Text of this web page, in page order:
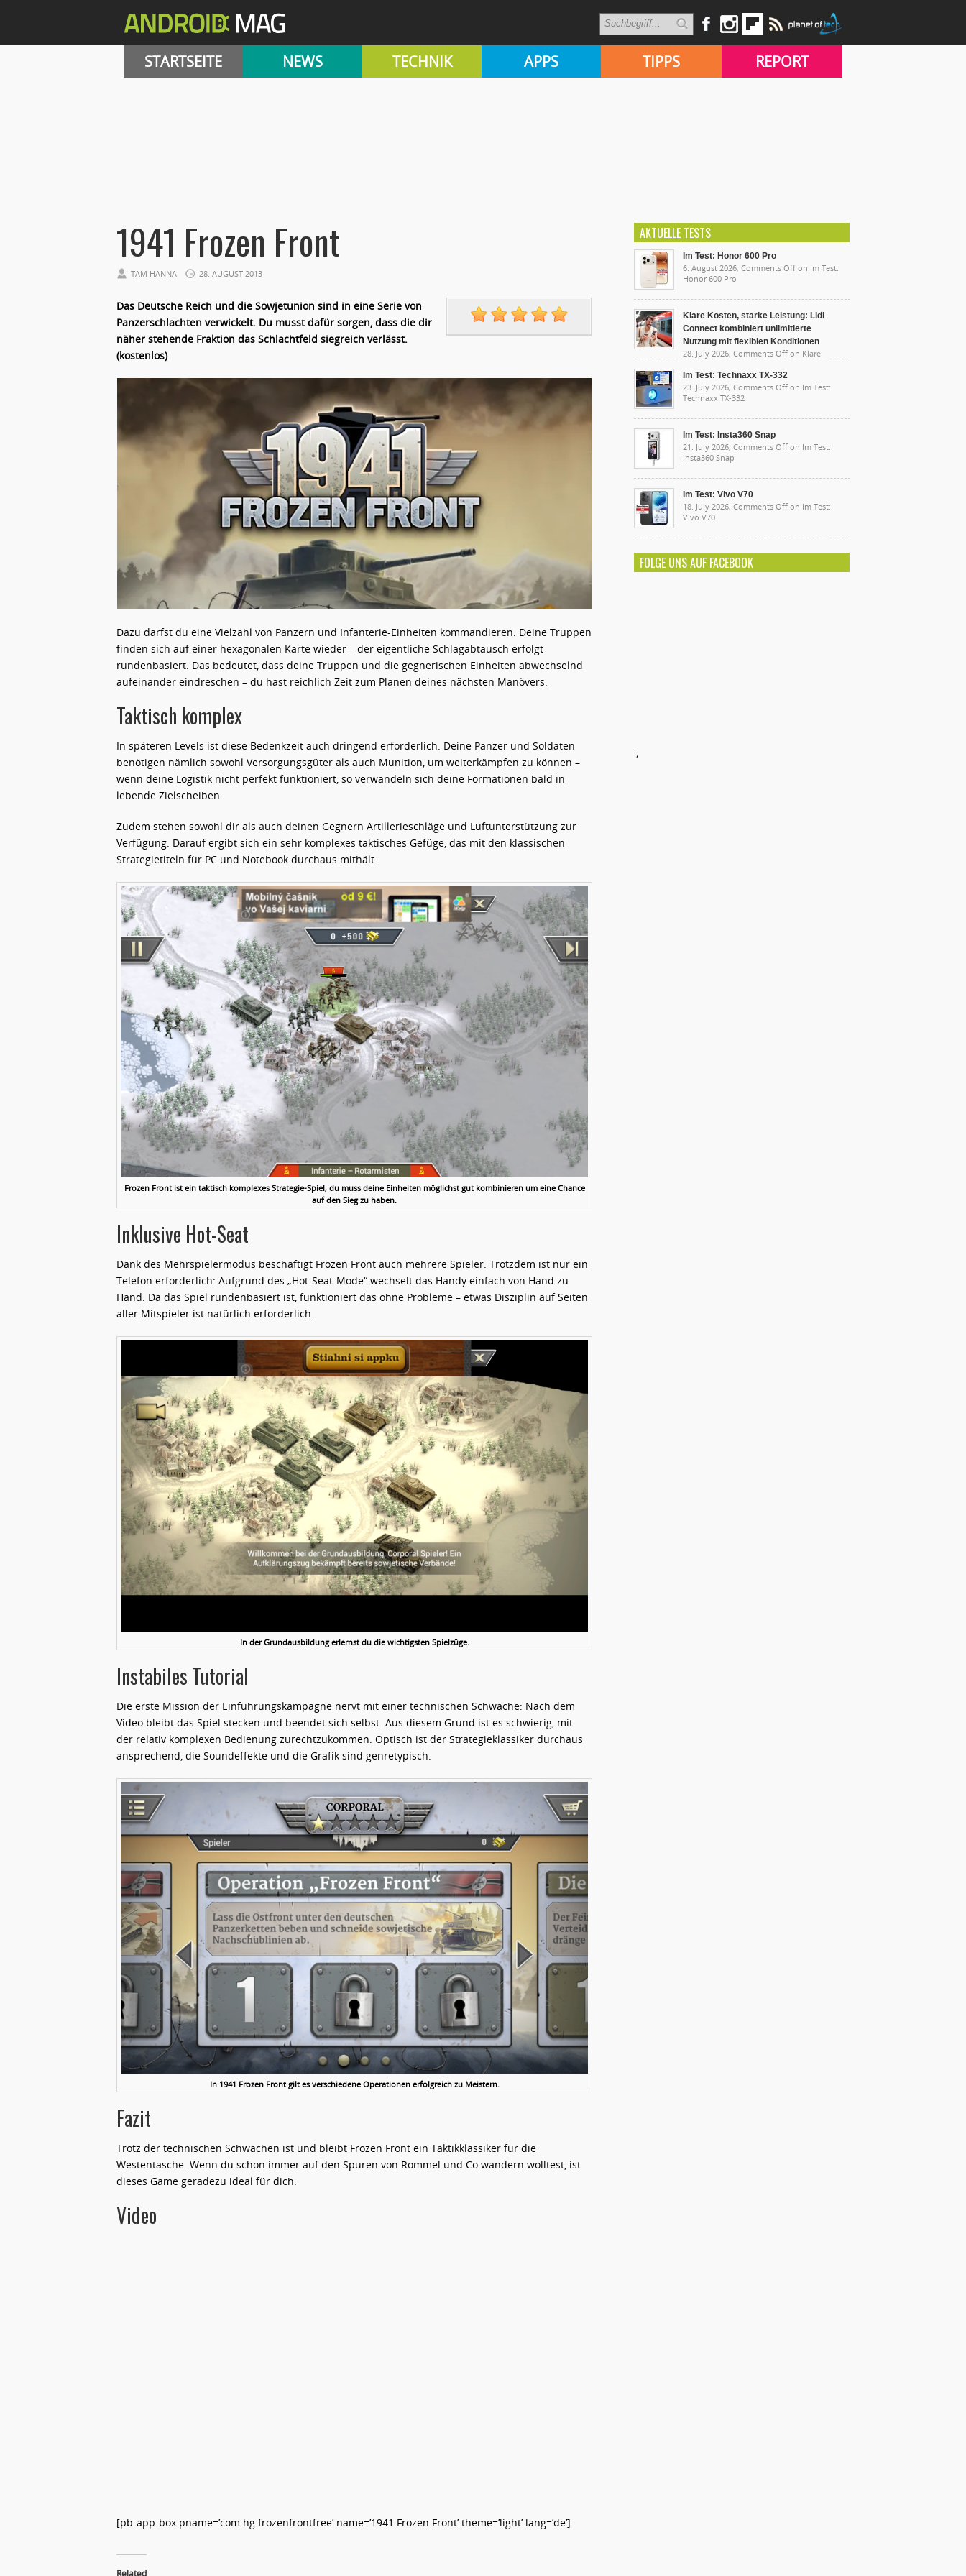
STARTSEITE NEWS TECHNIK APPS TIPPS REPORT
1941 Frozen Front
TAM HANNA 28. AUGUST 2013
Das Deutsche Reich und die Sowjetunion sind in eine Serie von
Panzerschlachten verwickelt. Du musst dafür sorgen, dass die dir
näher stehende Fraktion das Schlachtfeld siegreich verlässt.
(kostenlos)
Dazu darfst du eine Vielzahl von Panzern und Infanterie-Einheiten kommandieren. Deine Truppen
finden sich auf einer hexagonalen Karte wieder – der eigentliche Schlagabtausch erfolgt
rundenbasiert. Das bedeutet, dass deine Truppen und die gegnerischen Einheiten abwechselnd
aufeinander eindreschen – du hast reichlich Zeit zum Planen deines nächsten Manövers.
Taktisch komplex
In späteren Levels ist diese Bedenkzeit auch dringend erforderlich. Deine Panzer und Soldaten
benötigen nämlich sowohl Versorgungsgüter als auch Munition, um weiterkämpfen zu können –
wenn deine Logistik nicht perfekt funktioniert, so verwandeln sich deine Formationen bald in
lebende Zielscheiben.
Zudem stehen sowohl dir als auch deinen Gegnern Artillerieschläge und Luftunterstützung zur
Verfügung. Darauf ergibt sich ein sehr komplexes taktisches Gefüge, das mit den klassischen
Strategietiteln für PC und Notebook durchaus mithält.
Frozen Front ist ein taktisch komplexes Strategie-Spiel, du muss deine Einheiten möglichst gut kombinieren um eine Chance
auf den Sieg zu haben.
Inklusive Hot-Seat
Dank des Mehrspielermodus beschäftigt Frozen Front auch mehrere Spieler. Trotzdem ist nur ein
Telefon erforderlich: Aufgrund des „Hot-Seat-Mode“ wechselt das Handy einfach von Hand zu
Hand. Da das Spiel rundenbasiert ist, funktioniert das ohne Probleme – etwas Disziplin auf Seiten
aller Mitspieler ist natürlich erforderlich.
In der Grundausbildung erlernst du die wichtigsten Spielzüge.
Instabiles Tutorial
Die erste Mission der Einführungskampagne nervt mit einer technischen Schwäche: Nach dem
Video bleibt das Spiel stecken und beendet sich selbst. Aus diesem Grund ist es schwierig, mit
der relativ komplexen Bedienung zurechtzukommen. Optisch ist der Strategieklassiker durchaus
ansprechend, die Soundeffekte und die Grafik sind genretypisch.
In 1941 Frozen Front gilt es verschiedene Operationen erfolgreich zu Meistern.
Fazit
Trotz der technischen Schwächen ist und bleibt Frozen Front ein Taktikklassiker für die
Westentasche. Wenn du schon immer auf den Spuren von Rommel und Co wandern wolltest, ist
dieses Game geradezu ideal für dich.
Video
[pb-app-box pname=’com.hg.frozenfrontfree’ name=’1941 Frozen Front’ theme=’light’ lang=’de’]
Related
AKTUELLE TESTS
Im Test: Honor 600 Pro
6. August 2026, Comments Off on Im Test:
Honor 600 Pro
Klare Kosten, starke Leistung: Lidl
Connect kombiniert unlimitierte
Nutzung mit flexiblen Konditionen
28. July 2026, Comments Off on Klare
unlimitierte Nutzung mit flexiblen Konditionen
Im Test: Technaxx TX-332
23. July 2026, Comments Off on Im Test:
Technaxx TX-332
Im Test: Insta360 Snap
21. July 2026, Comments Off on Im Test:
Insta360 Snap
Im Test: Vivo V70
18. July 2026, Comments Off on Im Test:
Vivo V70
FOLGE UNS AUF FACEBOOK
';